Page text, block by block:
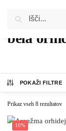
Domov Izdelki
bela
POKAŽI FILTRE
Prikaz vseh 8 rezultatov
10%